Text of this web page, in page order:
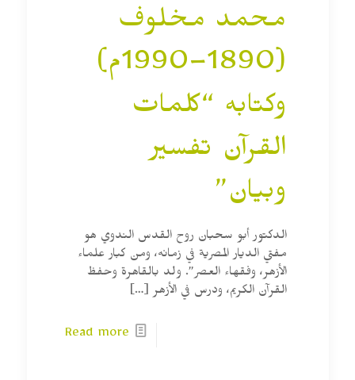
محمد مخلوف
(1890–1990م)
وكتابه “كلمات
القرآن تفسير
وبيان”
الدكتور أبو سحبان روح القدس الندوي هو
مفتي الديار المصرية في زمانه، ومن كبار علماء
الأزهر، وفقهاء العصر”. ولد بالقاهرة وحفظ
القرآن الكريم، ودرس في الأزهر […]
Read more